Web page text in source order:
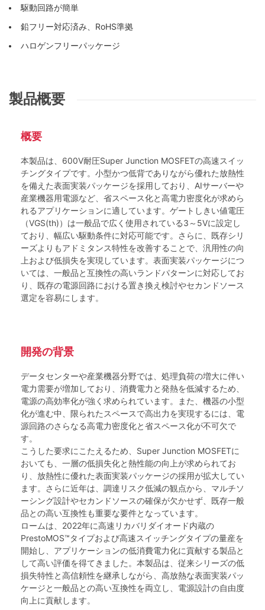
駆動回路が簡単
鉛フリー対応済み、RoHS準拠
ハロゲンフリーパッケージ
製品概要
概要
本製品は、600V耐圧Super Junction MOSFETの高速スイッ
チングタイプです。小型かつ低背でありながら優れた放熱性
を備えた表面実装パッケージを採用しており、AIサーバーや
産業機器用電源など、省スペース化と高電力密度化が求めら
れるアプリケーションに適しています。ゲートしきい値電圧
（VGS(th)）は一般品で広く使用されている3～5Vに設定し
ており、幅広い駆動条件に対応可能です。さらに、既存シリ
ーズよりもアドミタンス特性を改善することで、汎用性の向
上および低損失を実現しています。表面実装パッケージにつ
いては、一般品と互換性の高いランドパターンに対応してお
り、既存の電源回路における置き換え検討やセカンドソース
選定を容易にします。
開発の背景
データセンターや産業機器分野では、処理負荷の増大に伴い
電力需要が増加しており、消費電力と発熱を低減するため、
電源の高効率化が強く求められています。また、機器の小型
化が進む中、限られたスペースで高出力を実現するには、電
源回路のさらなる高電力密度化と省スペース化が不可欠で
す。
こうした要求にこたえるため、Super Junction MOSFETに
おいても、一層の低損失化と熱性能の向上が求められてお
り、放熱性に優れた表面実装パッケージの採用が拡大してい
ます。さらに近年は、調達リスク低減の観点から、マルチソ
ーシング設計やセカンドソースの確保が欠かせず、既存一般
品との高い互換性も重要な要件となっています。
ロームは、2022年に高速リカバリダイオード内蔵の
PrestoMOS™タイプおよび高速スイッチングタイプの量産を
開始し、アプリケーションの低消費電力化に貢献する製品と
して高い評価を得てきました。本製品は、従来シリーズの低
損失特性と高信頼性を継承しながら、高放熱な表面実装パッ
ケージと一般品との高い互換性を両立し、電源設計の自由度
向上に貢献します。